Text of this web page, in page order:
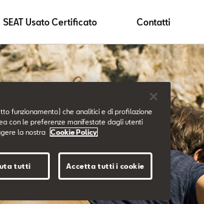
SEAT Usato Certificato Contatti
funzionamento) che analitici e di profilazione
con le preferenze manifestate dagli utenti
la nostra
Cookie Policy
tutti Accetta tutti i cookie